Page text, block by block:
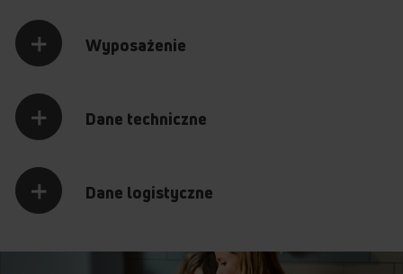
Wyposażenie
Dane techniczne
Dane logistyczne